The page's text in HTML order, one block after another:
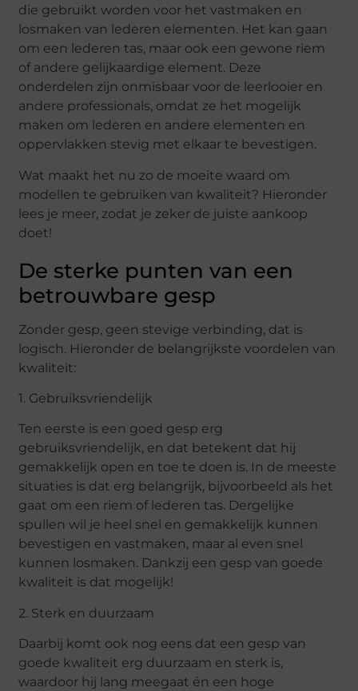
die gebruikt worden voor het vastmaken en
losmaken van lederen elementen. Het kan gaan
om een lederen tas, maar ook een gewone riem
of andere gelijkaardige element. Deze
onderdelen zijn onmisbaar voor de leerlooier en
andere professionals, omdat ze het mogelijk
maken om lederen en andere elementen en
oppervlakken stevig met elkaar te bevestigen.
Wat maakt het nu zo de moeite waard om
modellen te gebruiken van kwaliteit? Hieronder
lees je meer, zodat je zeker de juiste aankoop
doet!
De sterke punten van een
betrouwbare gesp
Zonder gesp, geen stevige verbinding, dat is
logisch. Hieronder de belangrijkste voordelen van
kwaliteit:
1. Gebruiksvriendelijk
Ten eerste is een goed gesp erg
gebruiksvriendelijk, en dat betekent dat hij
gemakkelijk open en toe te doen is. In de meeste
situaties is dat erg belangrijk, bijvoorbeeld als het
gaat om een riem of lederen tas. Dergelijke
spullen wil je heel snel en gemakkelijk kunnen
bevestigen en vastmaken, maar al even snel
kunnen losmaken. Dankzij een gesp van goede
kwaliteit is dat mogelijk!
2. Sterk en duurzaam
Daarbij komt ook nog eens dat een gesp van
goede kwaliteit erg duurzaam en sterk is,
waardoor hij lang meegaat én een hoge